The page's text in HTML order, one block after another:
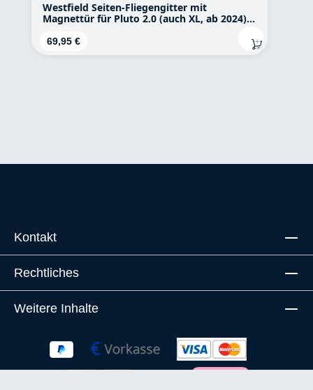
Westfield Seiten-Fliegengitter mit
Magnettür für Pluto 2.0 (auch XL, ab 2024),
Regulärer Preis:
69,95 €
Kontakt
Rechtliches
Weitere Inhalte